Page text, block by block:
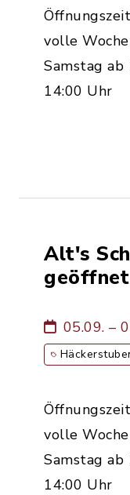
volle
Samstag
14:00 Uhr
Alt's
05.09. –
volle
Samstag
14:00 Uhr